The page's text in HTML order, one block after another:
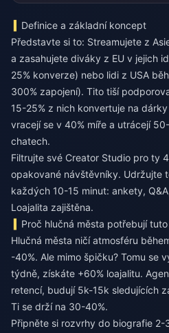
Definice a základní koncept
Představte si to: Streamujete z
a zasahujete diváky z EU v jejich
25% konverze) nebo lidi z USA
300% zapojení). Tito tiší
15-25% z nich konvertuje na
vracejí se v 40% míře a utrácejí
chatech.
Filtrujte své Creator Studio pro ty
opakované návštěvníky. Udržujte
každých 10-15 minut: ankety,
Loajalita zajištěna.
Proč hlučná města potřebují
Hlučná města ničí atmosféru
-40%. Ale mimo špičku? Tomu se
týdně, získáte +60% loajalitu.
retencí, budují 5k-15k sledujících
Ti se drží na 30-40%.
Připněte si rozvrhy do biografie